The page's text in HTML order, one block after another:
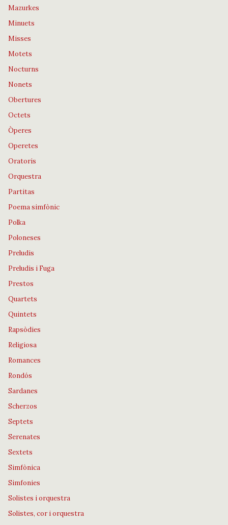
Mazurkes
Minuets
Misses
Motets
Nocturns
Nonets
Obertures
Octets
Òperes
Operetes
Oratoris
Orquestra
Partitas
Poema simfònic
Polka
Poloneses
Preludis
Preludis i Fuga
Prestos
Quartets
Quintets
Rapsòdies
Religiosa
Romances
Rondós
Sardanes
Scherzos
Septets
Serenates
Sextets
Simfònica
Simfonies
Solistes i orquestra
Solistes, cor i orquestra